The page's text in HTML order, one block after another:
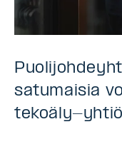
satumaisia
tekoäly-